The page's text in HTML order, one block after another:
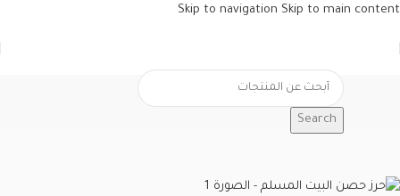
Skip to navigation Skip to main content
Search
العروض الأسبوعية